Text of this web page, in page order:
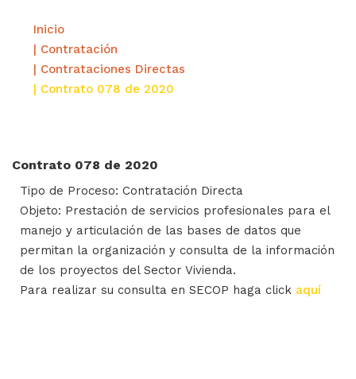
Inicio
| Contratación
| Contrataciones Directas
| Contrato 078 de 2020
Contrato 078 de 2020
Tipo de Proceso: Contratación Directa
Objeto: Prestación de servicios profesionales para el
manejo y articulación de las bases de datos que
permitan la organización y consulta de la información
de los proyectos del Sector Vivienda.
Para realizar su consulta en SECOP haga click aquí